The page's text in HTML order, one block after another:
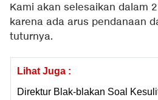
Kami akan selesaikan dalam
karena ada arus pendanaan
tuturnya.
Lihat Juga :
Direktur Blak-blakan Soal